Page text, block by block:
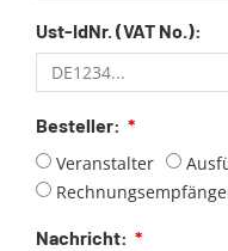
Ust-IdNr. (VAT No.):
Besteller:
Veranstalter
Nachricht: